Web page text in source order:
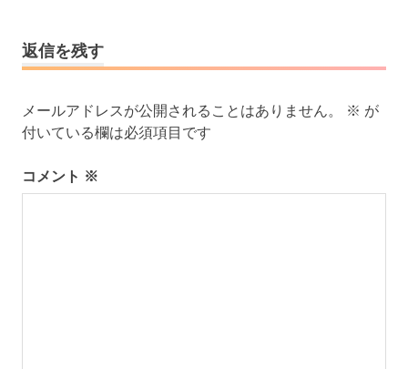
シ
ョ
返信を残す
メールアドレスが公開されることはありません。 ※ が
付いている欄は必須項目です
コメント ※